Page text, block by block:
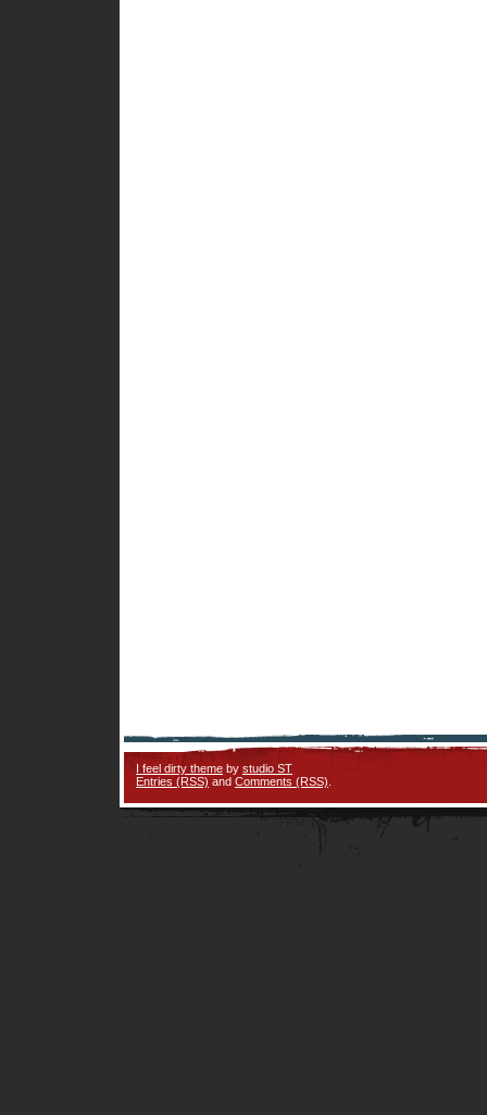
I feel dirty theme by studio ST
Entries (RSS) and Comments (RSS)